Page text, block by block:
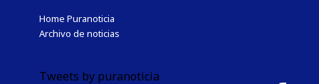
Home Puranoticia
Archivo de noticias
Tweets by puranoticia